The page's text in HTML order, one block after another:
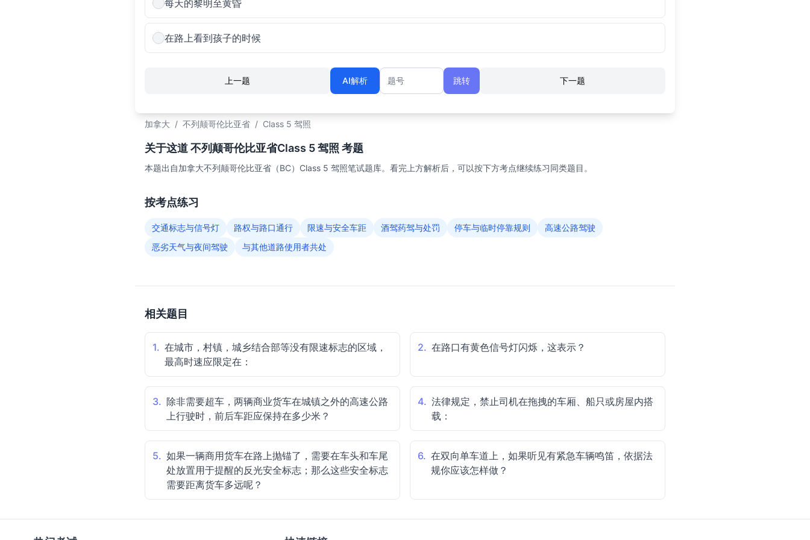
每天的黎明至黄昏
在路上看到孩子的时候
上一题 下一题
AI解析
题号
跳转
加拿大 / 不列颠哥伦比亚省 / Class 5 驾照
关于这道 不列颠哥伦比亚省Class 5 驾照 考题
本题出自加拿大不列颠哥伦比亚省（BC）Class 5 驾照笔试题库。看完上方解析后，可以按下方考点继续练习同类题目。
按考点练习
交通标志与信号灯 路权与路口通行 限速与安全车距 酒驾药驾与处罚 停车与临时停靠规则
高速公路驾驶
恶劣天气与夜间驾驶
与其他道路使用者共处
相关题目
1. 在城市，村镇，城乡结合部等没有限速标志的区域，
最高时速应限定在：
2. 在路口有黄色信号灯闪烁，这表示？
3. 除非需要超车，两辆商业货车在城镇之外的高速公路
上行驶时，前后车距应保持在多少米？
4. 法律规定，禁止司机在拖拽的车厢、船只或房屋内搭
载：
5. 如果一辆商用货车在路上抛锚了，需要在车头和车尾
处放置用于提醒的反光安全标志；那么这些安全标志
需要距离货车多远呢？
6. 在双向单车道上，如果听见有紧急车辆鸣笛，依据法
规你应该怎样做？